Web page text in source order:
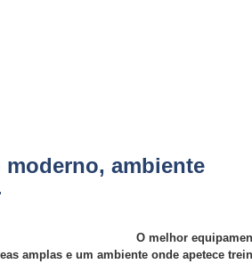
moderno, ambiente
O melhor
amplas e um ambiente onde apetece